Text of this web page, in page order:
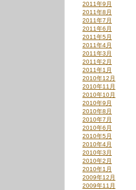
2011年9月
2011年8月
2011年7月
2011年6月
2011年5月
2011年4月
2011年3月
2011年2月
2011年1月
2010年12月
2010年11月
2010年10月
2010年9月
2010年8月
2010年7月
2010年6月
2010年5月
2010年4月
2010年3月
2010年2月
2010年1月
2009年12月
2009年11月